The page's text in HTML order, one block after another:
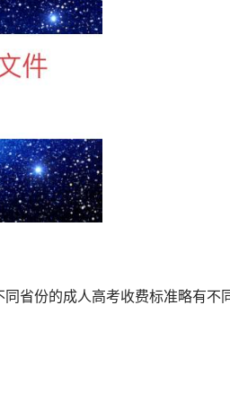
省份的成人高考收费标准略有不同